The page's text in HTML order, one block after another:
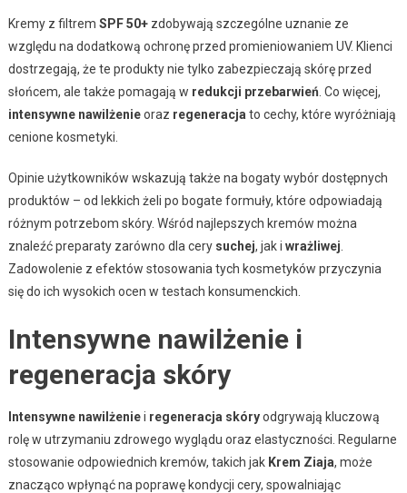
Kremy z filtrem SPF 50+zdobywają szczególne uznanie ze
względu na dodatkową ochronę przed promieniowaniem UV. Klienci
dostrzegają, że te produkty nie tylko zabezpieczają skórę przed
słońcem, ale także pomagają w redukcji przebarwień . Co więcej,
intensywne nawilżenieoraz regeneracja to cechy, które wyróżniają
cenione kosmetyki.
Opinie użytkowników wskazują także na bogaty wybór dostępnych
produktów – od lekkich żeli po bogate formuły, które odpowiadają
różnym potrzebom skóry. Wśród najlepszych kremów można
znaleźć preparaty zarówno dla cery suchej, jak i wrażliwej
Zadowolenie z efektów stosowania tych kosmetyków przyczynia
się do ich wysokich ocen w testach konsumenckich.
Intensywne nawilżenie i
regeneracja skóry
Intensywne nawilżeniei regeneracja skóryodgrywają kluczową
rolę w utrzymaniu zdrowego wyglądu oraz elastyczności. Regularne
stosowanie odpowiednich kremów, takich jak Krem Ziaja, może
znacząco wpłynąć na poprawę kondycji cery, spowalniając